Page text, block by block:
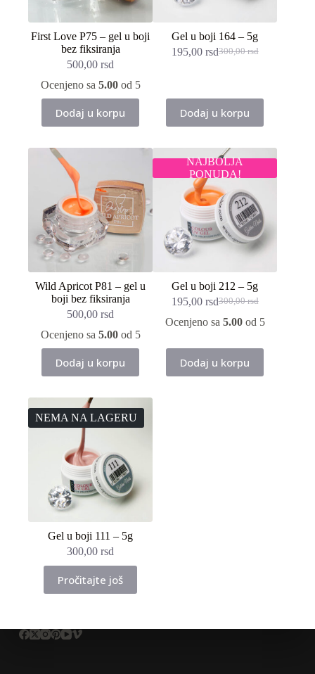
First Love P75 – gel u boji
bez fiksiranja
500,00rsd
Ocenjeno sa 5.00od 5
Dodaj u korpu
Gel u boji 164 – 5g
300,00rsd
Originalna
300,00 rsd.
195,00 rsdTrenutna
Dodaj u korpu
Wild Apricot P81 – gel u
boji bez fiksiranja
500,00rsd
Ocenjeno sa 5.00od 5
Dodaj u korpu
NAJBOLJA
PONUDA!
Gel u boji 212 – 5g
300,00rsd
Originalna
cena
300,00 rsd.
195,00 rsdTrenutna
cena
Ocenjeno sa 5.00od 5
Dodaj u korpu
NEMA NA LAGERU
Gel u boji 111 – 5g
300,00rsd
Pročitajte još